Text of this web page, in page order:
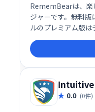
RememBearは、楽
ジャーです。無料
ルのプレミアム版
す。キュートなア
での自動フォーム入
スワード管理を実
Intuitive
0.0 (0件)